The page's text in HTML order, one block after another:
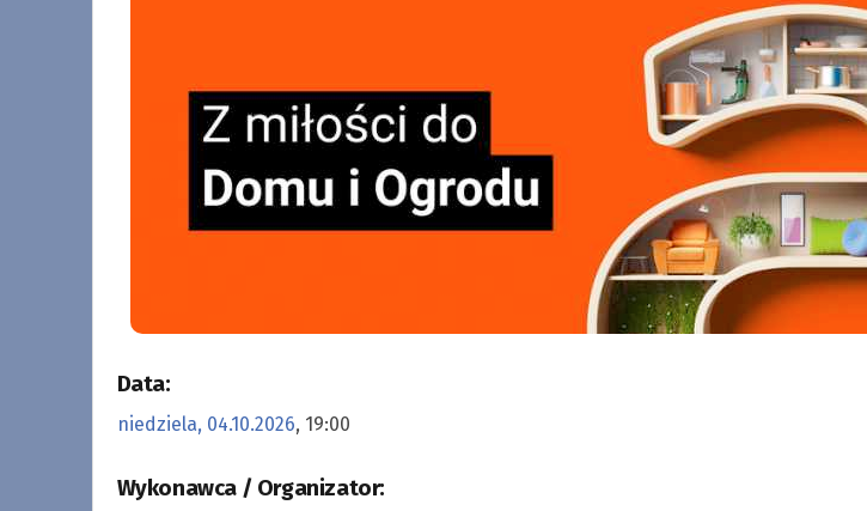
Data:
niedziela, 04.10.2026, 19:00
Wykonawca / Organizator: